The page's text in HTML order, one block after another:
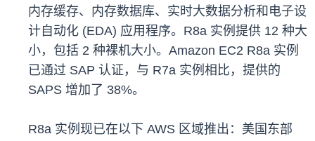
内存缓存、内存数据库、实时大数据分析和电子设
计自动化 (EDA) 应用程序。R8a 实例提供 12 种大
小，包括 2 种裸机大小。Amazon EC2 R8a 实例
已通过 SAP 认证，与 R7a 实例相比，提供的
SAPS 增加了 38%。
R8a 实例现已在以下 AWS 区域推出：美国东部